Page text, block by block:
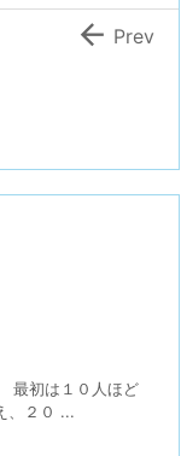
 Prev
最初は１０人ほど
、２０ ...